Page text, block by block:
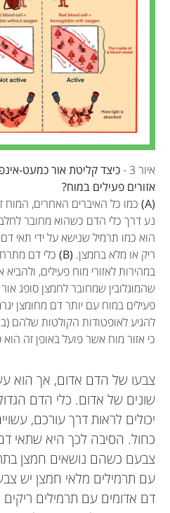
Bell
Kohl
איור 3 -
כיצד קליטת אור כמעט-
אזורים פעילים במוח?
(A)
כמו כל האיברים האחרים, המוח
נע דרך כלי הדם כשהוא מחובר
הוא כמו תרמיל שנישא על ידי תאי
ריק או מלא בחמצן. (B)
כלי דם
במהירות לאזורי מוח פעילים, ולהביא
שהמוגלובין שמחובר לחמצן סופג
פעילים במוח עם יותר דם מחומצן
להגיע לאופטודות הקולטות שלהם
כי אזור מוח אשר פועל באופן זה הוא
צבעו של הדם אדום, אך הוא
שונים של אדום. כלי הדם
יכולים לראות דרך עורכם,
כחול. הסיבה לכך היא שתאי
צבעם כשהם נושאים חמצן
עם תרמילים מלאי חמצן יש
דם אדומים עם תרמילים